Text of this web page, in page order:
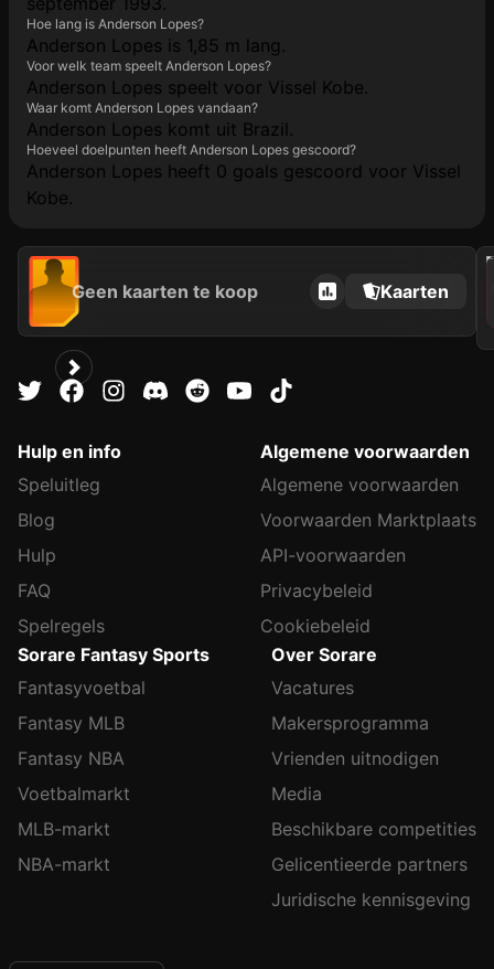
Hoe lang is Anderson Lopes?
Anderson Lopes is 1,85 m lang.
Voor welk team speelt Anderson Lopes?
Anderson Lopes speelt voor Vissel Kobe.
Waar komt Anderson Lopes vandaan?
Anderson Lopes komt uit Brazil.
Hoeveel doelpunten heeft Anderson Lopes gescoord?
Anderson Lopes heeft 0 goals gescoord voor Vissel
Kobe.
Geen kaarten te koop Kaarten
2022
Hulp en info
Speluitleg
Blog
Hulp
FAQ
Spelregels
Algemene voorwaarden
Algemene voorwaarden
Voorwaarden Marktplaats
API-voorwaarden
Privacybeleid
Cookiebeleid
Sorare Fantasy Sports
Fantasyvoetbal
Fantasy MLB
Fantasy NBA
Voetbalmarkt
MLB-markt
NBA-markt
Over Sorare
Vacatures
Makersprogramma
Vrienden uitnodigen
Media
Beschikbare competities
Gelicentieerde partners
Juridische kennisgeving